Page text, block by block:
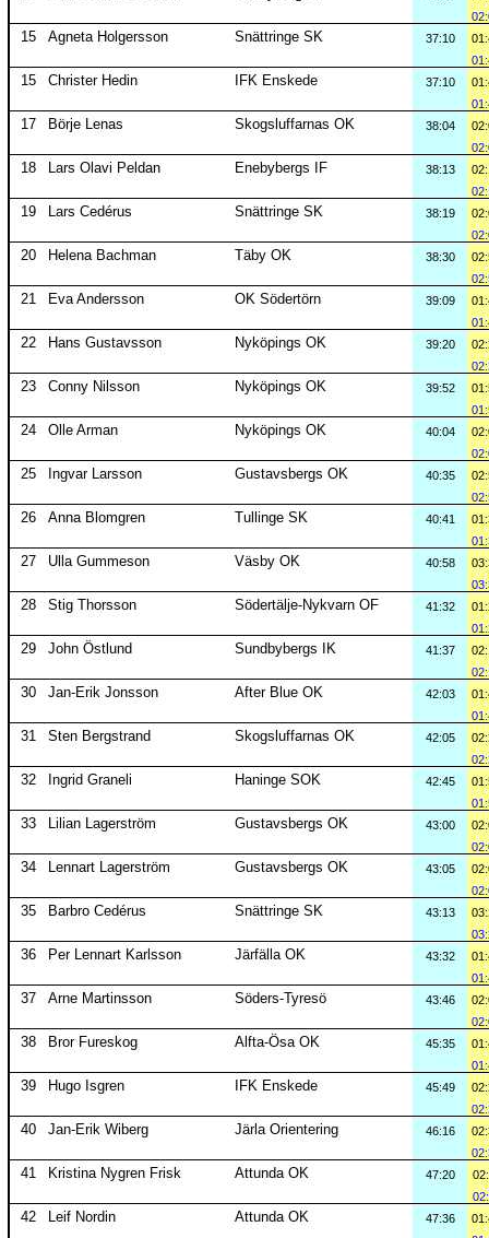
15 Agneta Holgersson Snättringe SK 37:10
15 Christer Hedin IFK Enskede 37:10
17 Börje Lenas Skogsluffarnas OK 38:04
18 Lars Olavi Peldan Enebybergs IF 38:13
19 Lars Cedérus Snättringe SK 38:19
20 Helena Bachman Täby OK 38:30
21 Eva Andersson OK Södertörn 39:09
22 Hans Gustavsson Nyköpings OK 39:20
23 Conny Nilsson Nyköpings OK 39:52
24 Olle Arman Nyköpings OK 40:04
25 Ingvar Larsson Gustavsbergs OK 40:35
26 Anna Blomgren Tullinge SK 40:41
27 Ulla Gummeson Väsby OK 40:58
28 Stig Thorsson Södertälje-Nykvarn OF 41:32
29 John Östlund Sundbybergs IK 41:37
30 Jan-Erik Jonsson After Blue OK 42:03
31 Sten Bergstrand Skogsluffarnas OK 42:05
32 Ingrid Graneli Haninge SOK 42:45
33 Lilian Lagerström Gustavsbergs OK 43:00
34 Lennart Lagerström Gustavsbergs OK 43:05
35 Barbro Cedérus Snättringe SK 43:13
36 Per Lennart Karlsson Järfälla OK 43:32
37 Arne Martinsson Söders-Tyresö 43:46
38 Bror Fureskog Alfta-Ösa OK 45:35
39 Hugo Isgren IFK Enskede 45:49
40 Jan-Erik Wiberg Järla Orientering 46:16
41 Kristina Nygren Frisk Attunda OK 47:20
42 Leif Nordin Attunda OK 47:36